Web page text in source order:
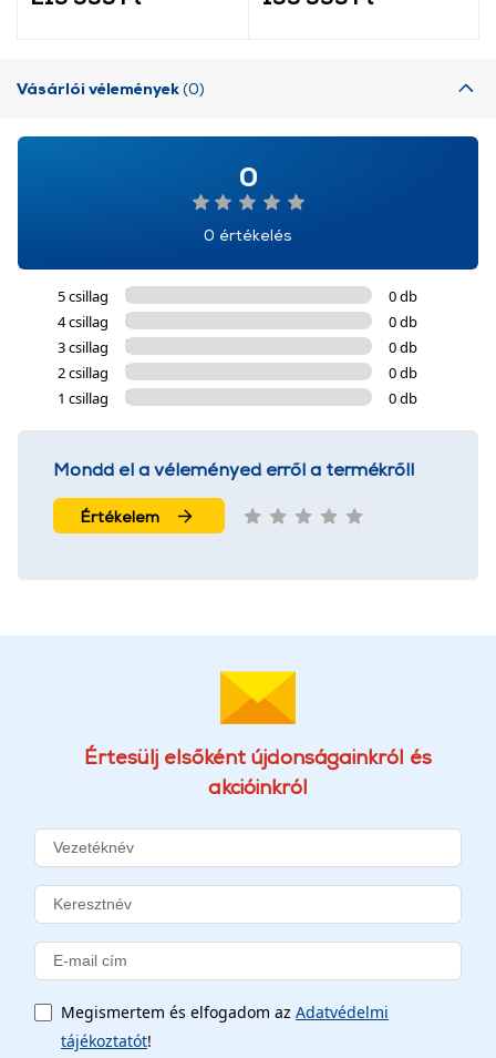
Vásárlói vélemények(0)
0
0 értékelés
5 csillag
0 db
4 csillag
0 db
3 csillag
0 db
2 csillag
0 db
1 csillag
0 db
Mondd el a véleményed erről a termékről!
Értékelem
Értesülj elsőként újdonságainkról és
akcióinkról
Megismertem és elfogadom az Adatvédelmi
tájékoztatót!